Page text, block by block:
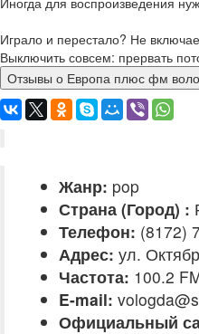
Играло и перестало? Не
Выключить совсем: прервать
Отзывы о Европа плюс фм
Жанр: pop
Страна (Город) :
Телефон: (8172)
Адрес: ул.
Частота: 100.2
E-mail:
Официальный